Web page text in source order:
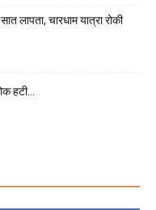
लापता, चारधाम यात्रा रोकी
हटी…